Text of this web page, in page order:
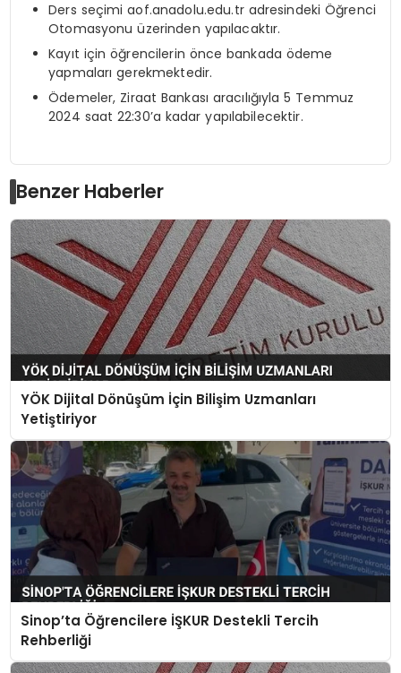
Ders seçimi aof.anadolu.edu.tr adresindeki Öğrenci
Otomasyonu üzerinden yapılacaktır.
Kayıt için öğrencilerin önce bankada ödeme
yapmaları gerekmektedir.
Ödemeler, Ziraat Bankası aracılığıyla 5 Temmuz
2024 saat 22:30’a kadar yapılabilecektir.
Benzer Haberler
YÖK Dijital Dönüşüm İçin Bilişim Uzmanları
Yetiştiriyor
Sinop’ta Öğrencilere İŞKUR Destekli Tercih
Rehberliği